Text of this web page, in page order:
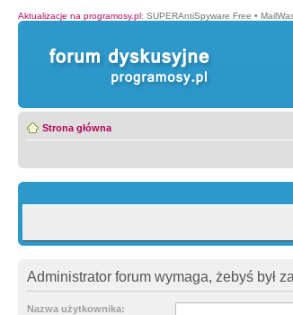
Aktualizacje na programosy.pl: SUPERAntiSpyware Free •
Strona główna
Administrator forum wymaga, żebyś był
Nazwa użytkownika: